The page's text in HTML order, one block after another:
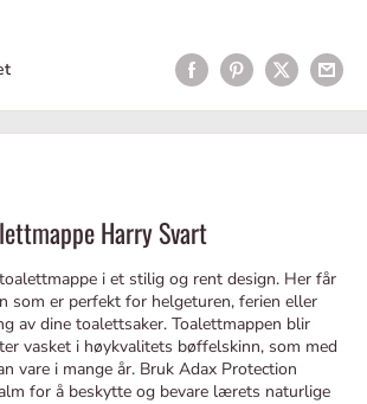
Harry Svart
i et stilig og rent design. Her får
som er perfekt for helgeturen, ferien eller
av dine toalettsaker. Toalettmappen blir
vasket i høykvalitets bøffelskinn, som med
vare i mange år. Bruk Adax Protection
for å beskytte og bevare lærets naturlige